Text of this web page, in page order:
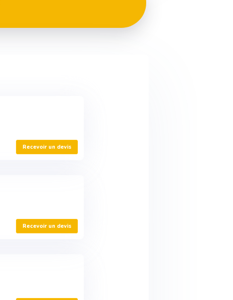
Recevoir un devis
Recevoir un devis